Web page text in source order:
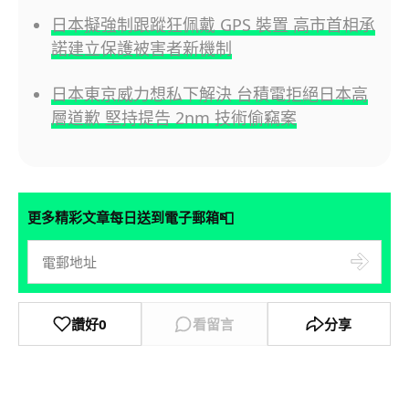
日本擬強制跟蹤狂佩戴 GPS 裝置 高市首相承
諾建立保護被害者新機制
日本東京威力想私下解決 台積電拒絕日本高
層道歉 堅持提告 2nm 技術偷竊案
更多精彩文章每日送到電子郵箱📮
讚好0 看留言 分享